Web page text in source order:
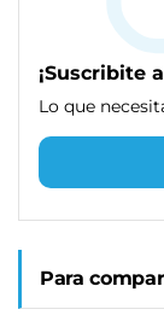
¡Suscribite
Lo que
Para